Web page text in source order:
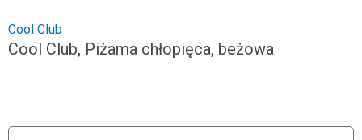
Cool Club
Cool Club, Piżama chłopięca, beżowa